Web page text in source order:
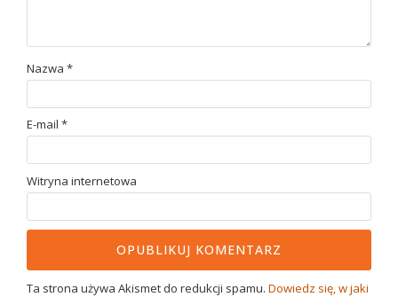
Nazwa *
E-mail *
Witryna internetowa
Ta strona używa Akismet do redukcji spamu. Dowiedz się, w jaki